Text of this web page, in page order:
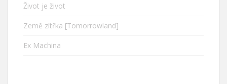
Život je život
Země zítřka [Tomorrowland]
Ex Machina